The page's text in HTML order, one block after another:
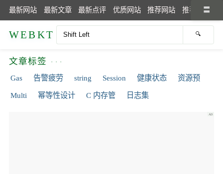
最新网站 最新文章 最新点评 优质网站 推荐网站 推荐文章
WEBKT
文章标签
Gas 告警疲劳 string Session 健康状态 资源预
Multi 幂等性设计 C 内存管 日志集